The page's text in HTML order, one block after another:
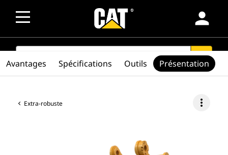
person
SEARCH search
Extra-robuste more_vert
Avantages Spécifications Outils Présentation